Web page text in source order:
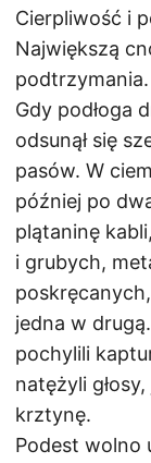
Cierpliwość i
Największą
podtrzymania.
Gdy podłoga
odsunął się
pasów. W
później po
plątaninę
i grubych,
jedna w
pochylili
natężyli
krztynę.
Podest wolno